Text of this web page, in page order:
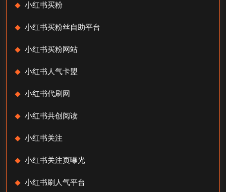
小红书买粉
小红书买粉丝自助平台
小红书买粉网站
小红书人气卡盟
小红书代刷网
小红书共创阅读
小红书关注
小红书关注页曝光
小红书刷人气平台